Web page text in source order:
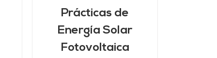
Prácticas de
Energía Solar
Fotovoltaica